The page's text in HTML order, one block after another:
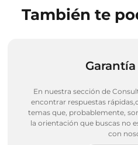
También te
En nuestra sección de
encontrar respuestas
temas que, probablemente,
la orientación que buscas no
con